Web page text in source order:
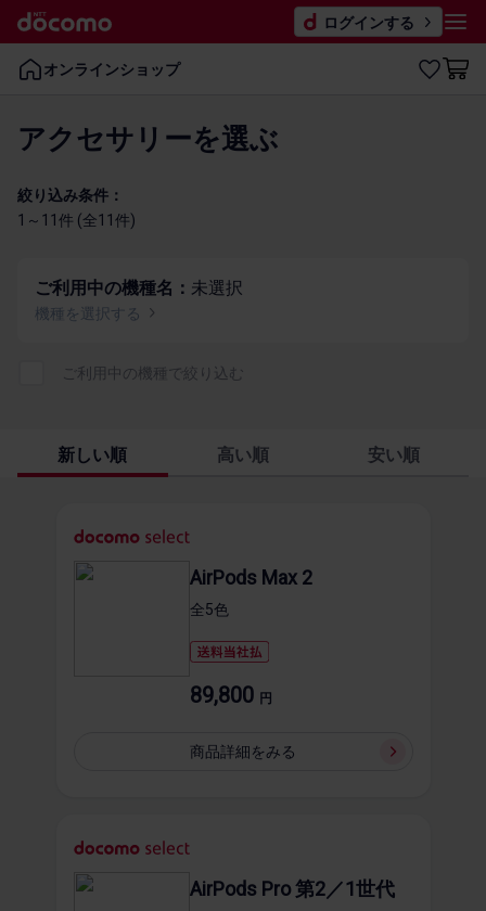
ログインする
オンラインショップ
アクセサリーを​選ぶ
絞り込み条件：
1～11件 (全1​1件)
ご利用中の機種名： 未選択
機種を​選択する
ご利用​中の​機種で​絞り込む
新しい順 高い順 安い順
AirPods Max 2
全5​色
89,800 円
商品詳細を​みる
AirPods Pro 第2／1世代